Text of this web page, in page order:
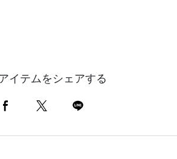
イテムをシェアする